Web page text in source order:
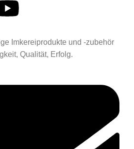
Imkereiprodukte und -zubehör
Qualität, Erfolg.